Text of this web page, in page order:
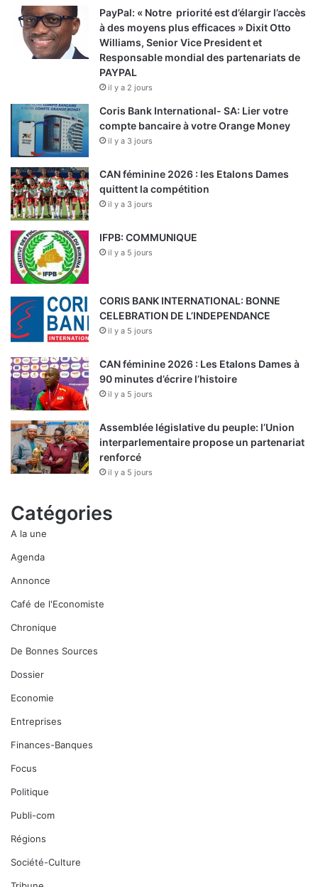
PayPal: « Notre priorité est d’élargir l’accès
à des moyens plus efficaces » Dixit Otto
Williams, Senior Vice President et
Responsable mondial des partenariats de
PAYPAL
il y a 2 jours
Coris Bank International- SA: Lier votre
compte bancaire à votre Orange Money
il y a 3 jours
CAN féminine 2026 : les Etalons Dames
quittent la compétition
il y a 3 jours
IFPB: COMMUNIQUE
il y a 5 jours
CORIS BANK INTERNATIONAL: BONNE
CELEBRATION DE L’INDEPENDANCE
il y a 5 jours
CAN féminine 2026 : Les Etalons Dames à
90 minutes d’écrire l’histoire
il y a 5 jours
Assemblée législative du peuple: l’Union
interparlementaire propose un partenariat
renforcé
il y a 5 jours
Catégories
A la une
Agenda
Annonce
Café de l'Economiste
Chronique
De Bonnes Sources
Dossier
Economie
Entreprises
Finances-Banques
Focus
Politique
Publi-com
Régions
Société-Culture